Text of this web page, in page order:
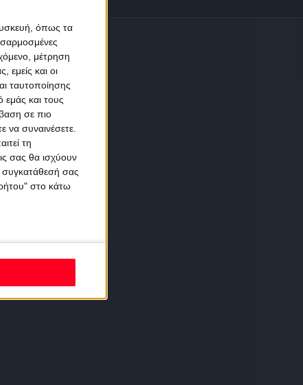
όπως τα
μέτρηση
εμείς και οι
ταυτοποίησης
και τους
σε πιο
να συναινέσετε.
τη
σας θα ισχύουν
συγκατάθεσή σας
στο κάτω